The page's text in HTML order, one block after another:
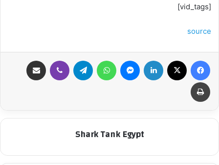
[vid_tags]
source
فيسبوك لينكدإن ماسنجر واتساب تيلقرام ڤايبر
طباعة
Shark Tank Egypt